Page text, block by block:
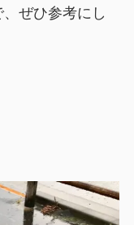
ぜひ参考にし